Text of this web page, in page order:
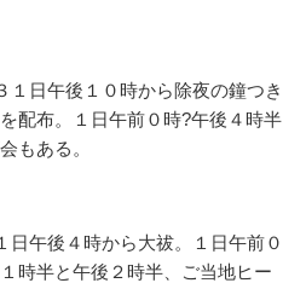
日午後１０時から除夜の鐘つき
配布。１日午前０時?午後４時半
もある。
日午後４時から大祓。１日午前０
時半と午後２時半、ご当地ヒー